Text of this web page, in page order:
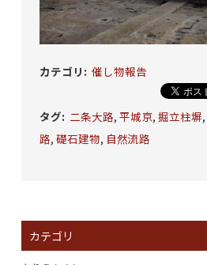
カテゴリ : 催し物報告
タグ: 二条大路, 平城京, 掘立柱塀,
路, 礎石建物, 自然流路
カテゴリ